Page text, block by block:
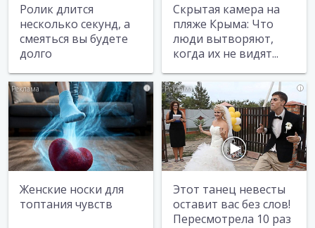
Ролик длится
несколько секунд, а
смеяться вы будете
долго
Скрытая камера на
пляже Крыма: Что
люди вытворяют,
когда их не видят...
i
Женские носки для
топтания чувств
i
Этот танец невесты
оставит вас без слов!
Пересмотрела 10 раз